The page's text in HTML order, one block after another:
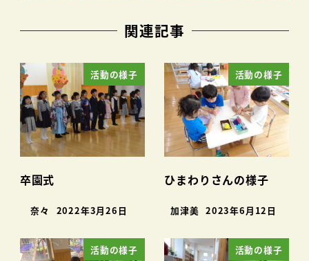
関連記事
活動の様子
卒園式
奈々 2022年3月26日
活動の様子
ひまわりさんの様子
加津美 2023年6月12日
活動の様子 活動の様子